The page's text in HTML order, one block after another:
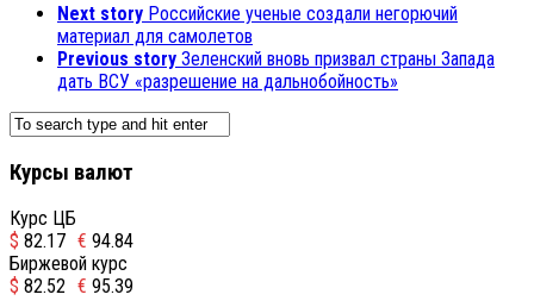
Next story Российские ученые создали негорючий
материал для самолетов
Previous story Зеленский вновь призвал страны Запада
дать ВСУ «разрешение на дальнобойность»
Курсы валют
Курс ЦБ
$ 82.17 € 94.84
Биржевой курс
$ 82.52 € 95.39